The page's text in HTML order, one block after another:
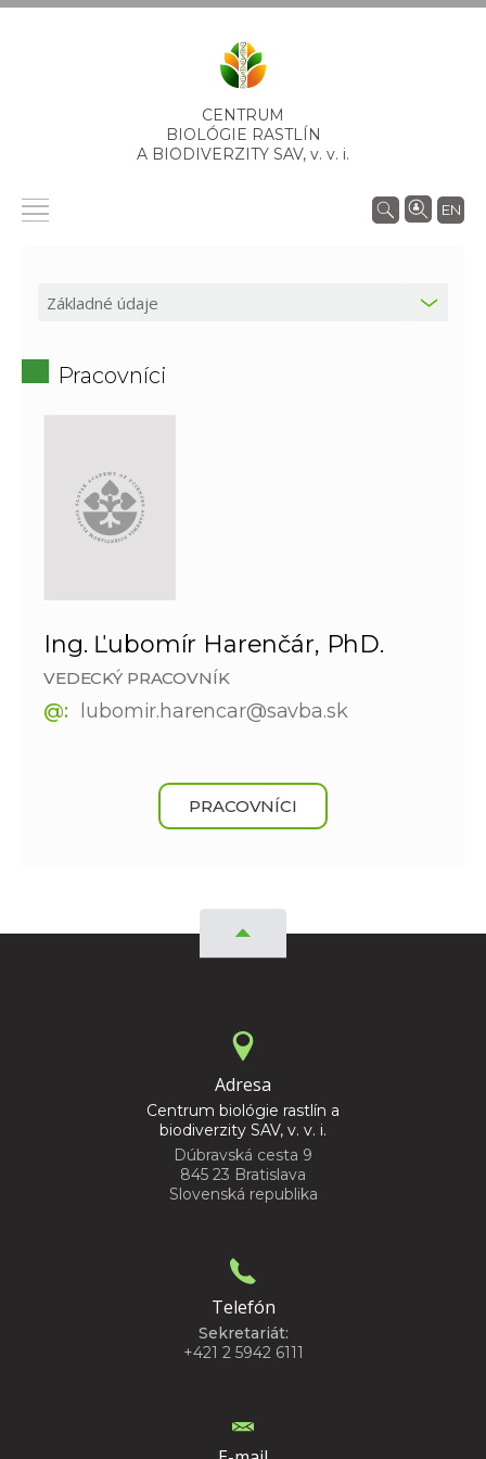
CENTRUM
BIOLÓGIE RASTLÍN
A BIODIVERZITY SAV, v. v. i.
EN
Pracovníci
Ing. Ľubomír Harenčár, PhD.
VEDECKÝ PRACOVNÍK
@: lubomir.harencar@savba.sk
PRACOVNÍCI
Adresa
Centrum biológie rastlín a
biodiverzity SAV, v. v. i.
Dúbravská cesta 9
845 23 Bratislava
Slovenská republika
Telefón
Sekretariát:
+421 2 5942 6111